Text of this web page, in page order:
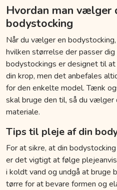
Hvordan man vælger
bodystocking
Når du vælger en
hvilken størrelse der passer
bodystockings er designet til
din krop, men det anbefales
for den enkelte model. Tænk
skal bruge den til, så du
materiale.
Tips til pleje af din
For at sikre, at din
er det vigtigt at følge
i koldt vand og undgå at
tørre for at bevare formen og